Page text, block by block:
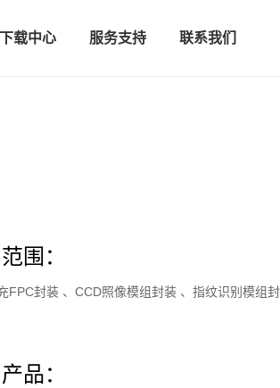
下载中心 服务支持 联系我们
围：
FPC封装 、CCD照像模组封装 、指纹识别模组
品：